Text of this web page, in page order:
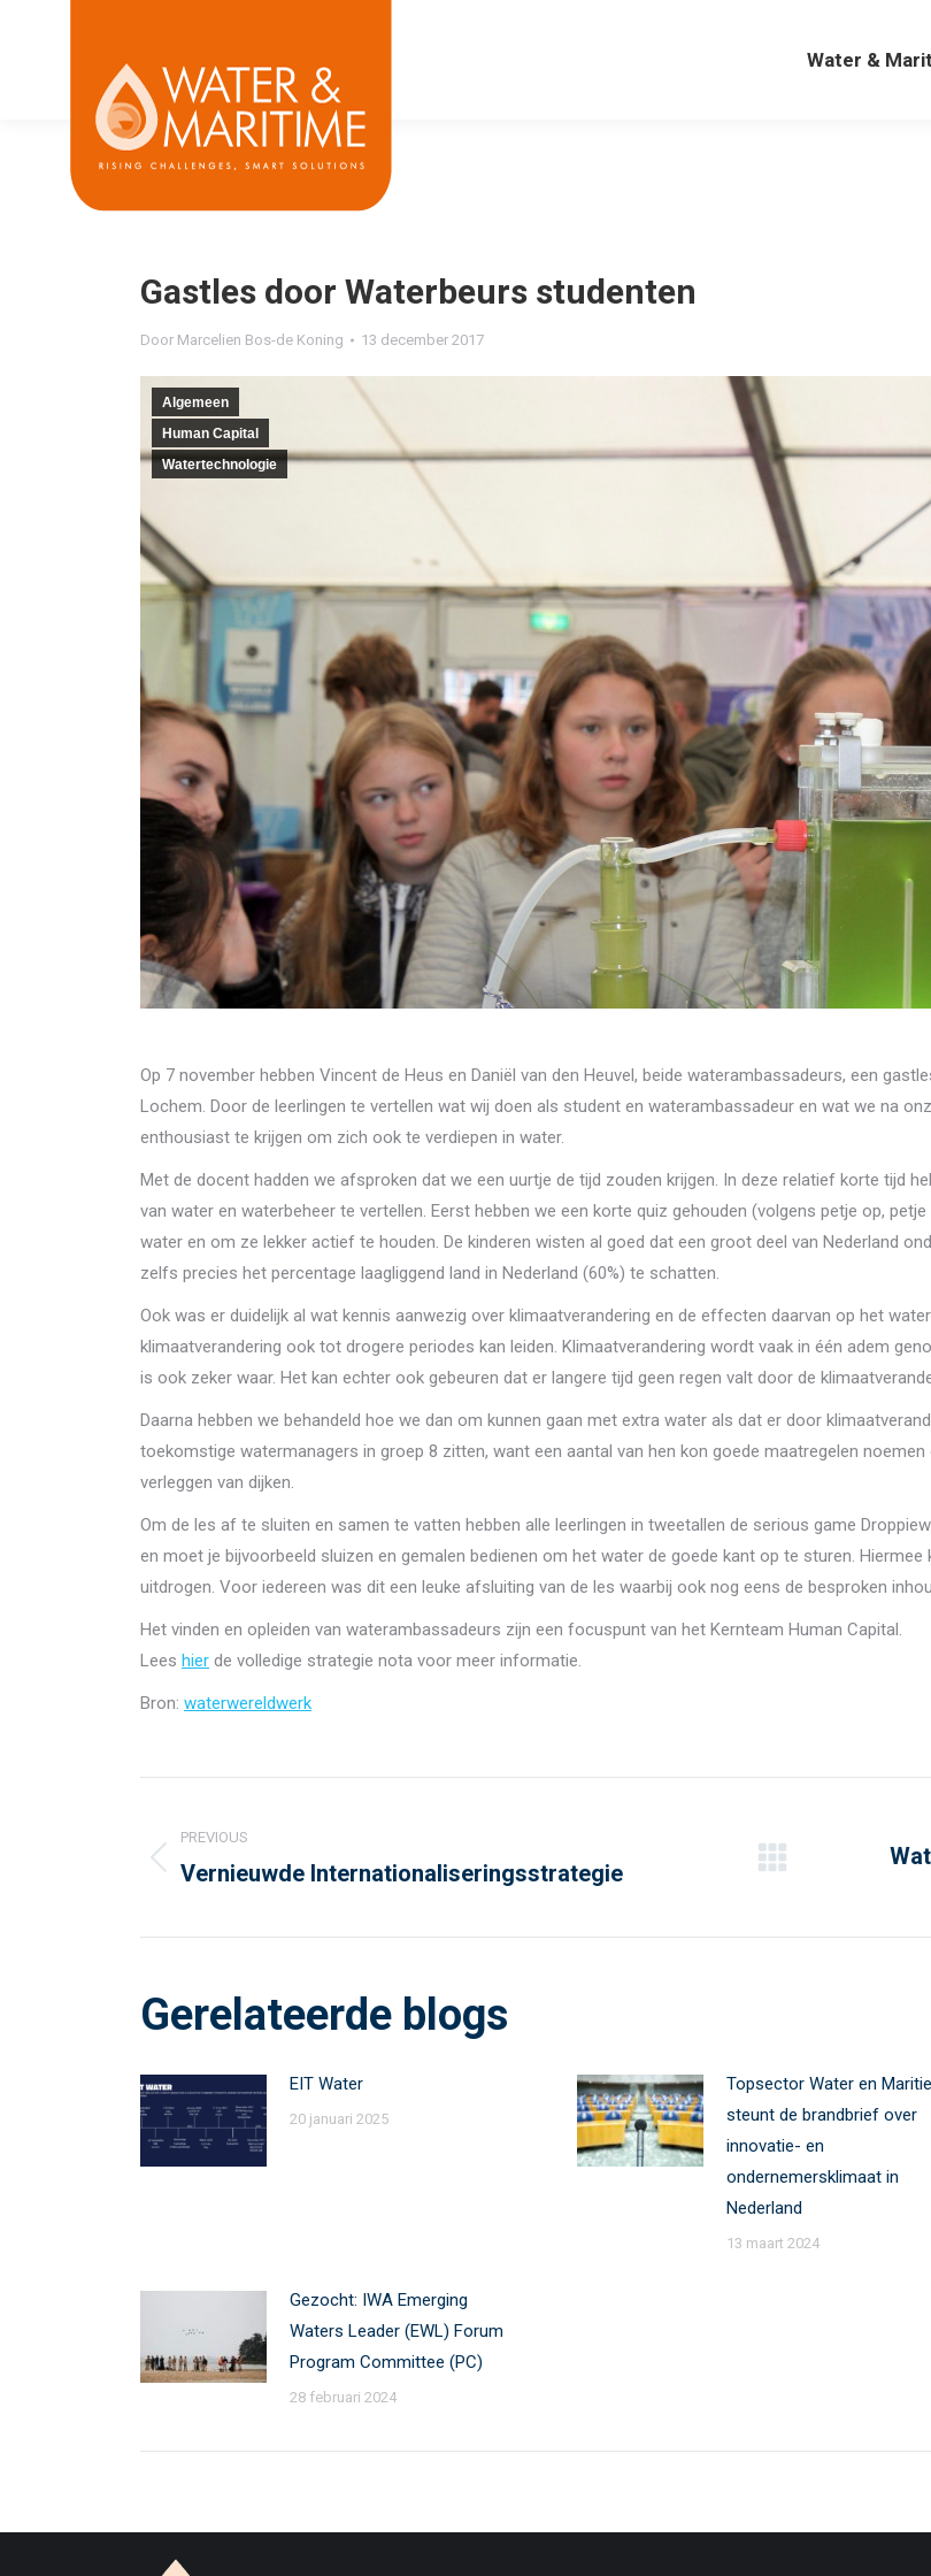
Water &
Gastles door Waterbeurs studenten
Door Marcelien Bos-de Koning 13 december 2017
Algemeen
Human Capital
Watertechnologie
Op 7 november hebben Vincent de Heus en Daniël van den Heuvel, beide waterambassadeurs, een
Lochem. Door de leerlingen te vertellen wat wij doen als student en waterambassadeur en wat we na
enthousiast te krijgen om zich ook te verdiepen in water.
Met de docent hadden we afsproken dat we een uurtje de tijd zouden krijgen. In deze relatief korte tijd
van water en waterbeheer te vertellen. Eerst hebben we een korte quiz gehouden (volgens petje op,
water en om ze lekker actief te houden. De kinderen wisten al goed dat een groot deel van Nederland
zelfs precies het percentage laagliggend land in Nederland (60%) te schatten.
Ook was er duidelijk al wat kennis aanwezig over klimaatverandering en de effecten daarvan op het
klimaatverandering ook tot drogere periodes kan leiden. Klimaatverandering wordt vaak in één adem
is ook zeker waar. Het kan echter ook gebeuren dat er langere tijd geen regen valt door de
Daarna hebben we behandeld hoe we dan om kunnen gaan met extra water als dat er door
toekomstige watermanagers in groep 8 zitten, want een aantal van hen kon goede maatregelen
verleggen van dijken.
Om de les af te sluiten en samen te vatten hebben alle leerlingen in tweetallen de serious game
en moet je bijvoorbeeld sluizen en gemalen bedienen om het water de goede kant op te sturen.
uitdrogen. Voor iedereen was dit een leuke afsluiting van de les waarbij ook nog eens de besproken
Het vinden en opleiden van waterambassadeurs zijn een focuspunt van het Kernteam Human Capital.
Lees hier de volledige strategie nota voor meer informatie.
Bron: waterwereldwerk
navigation
PREVIOUS
Previous
Vernieuwde Internationaliseringsstrategie
Gerelateerde blogs
EIT Water
20 januari 2025
Topsector Water en
steunt de brandbrief over
innovatie- en
ondernemersklimaat in
Nederland
13 maart 2024
Gezocht: IWA Emerging
Waters Leader (EWL) Forum
Program Committee (PC)
28 februari 2024
Water &